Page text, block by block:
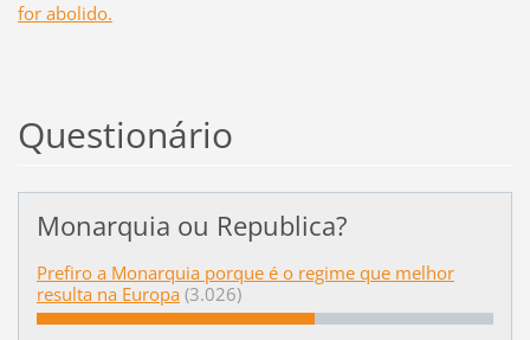
for abolido.
Questionário
Monarquia ou Republica?
Prefiro a Monarquia porque é o regime que melhor
resulta na Europa (3.026)